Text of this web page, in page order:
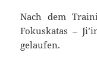
Nach dem
Fokuskatas –
gelaufen.